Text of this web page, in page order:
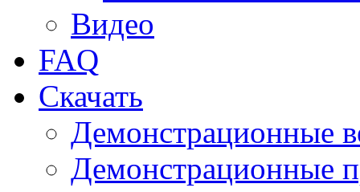
Видео
FAQ
Скачать
Демонстрационные
Демонстрационные